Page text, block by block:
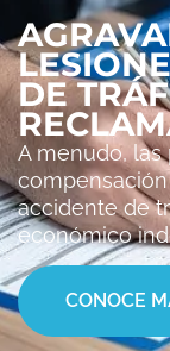
DE
A menudo, las
accidente de
económico
CONOCE